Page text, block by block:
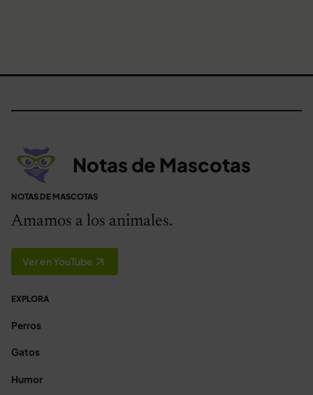
Notas de Mascotas
NOTAS DE MASCOTAS
Amamos a los animales.
Ver en YouTube
EXPLORA
Perros
Gatos
Humor